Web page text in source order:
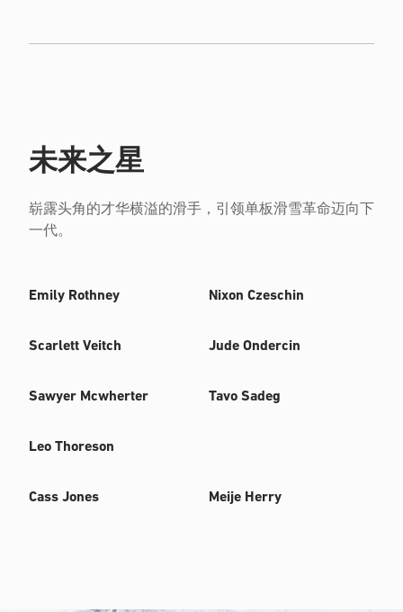
未来之星
崭露头角的才华横溢的滑手，引领单板滑雪革命迈向下
一代。
Emily Rothney
Scarlett Veitch
Nixon Czeschin
Jude Ondercin
Sawyer Mcwherter
Leo Thoreson
Tavo Sadeg
Cass Jones Meije Herry